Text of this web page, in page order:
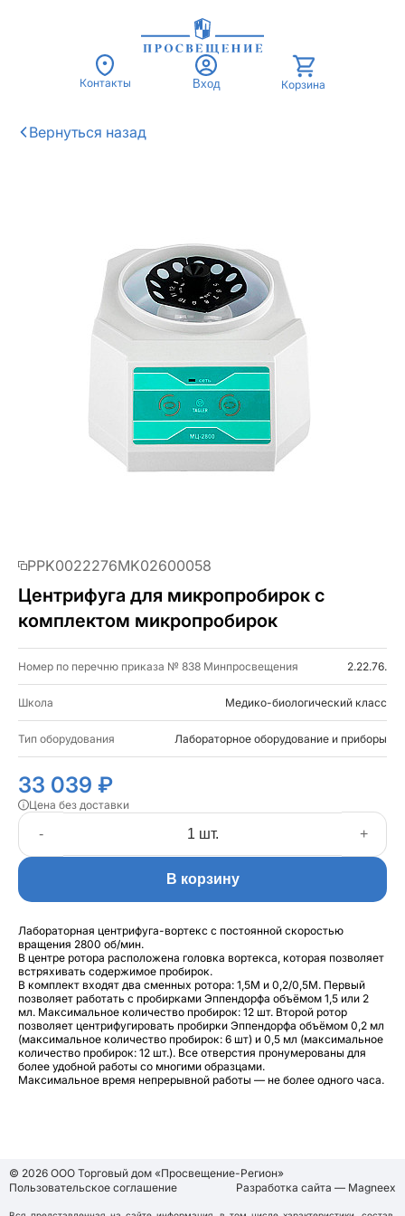
Контакты Вход Корзина
PPK0022276MK02600058
Центрифуга для микропробирок с
комплектом микропробирок
Номер по перечню приказа № 838 Минпросвещения 2.22.76.
Школа Медико-биологический класс
Тип оборудования Лабораторное оборудование и приборы
33 039 ₽
Цена без доставки
- +
В корзину
Лабораторная центрифуга-вортекс с постоянной скоростью
вращения 2800 об/мин.
В центре ротора расположена головка вортекса, которая позволяет
встряхивать содержимое пробирок.
В комплект входят два сменных ротора: 1,5М и 0,2/0,5М. Первый
позволяет работать с пробирками Эппендорфа объёмом 1,5 или 2
мл. Максимальное количество пробирок: 12 шт. Второй ротор
позволяет центрифугировать пробирки Эппендорфа объёмом 0,2 мл
(максимальное количество пробирок: 6 шт) и 0,5 мл (максимальное
количество пробирок: 12 шт.). Все отверстия пронумерованы для
более удобной работы со многими образцами.
Максимальное время непрерывной работы — не более одного часа.
© 2026 ООО Торговый дом «Просвещение-Регион»
Пользовательское соглашение
Разработка сайта — Magneex